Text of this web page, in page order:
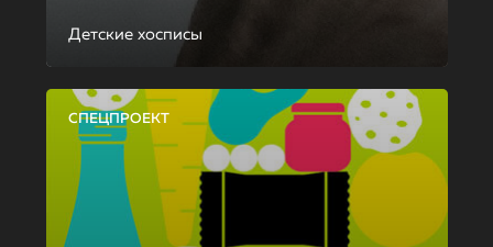
Детские хосписы
СПЕЦПРОЕКТ